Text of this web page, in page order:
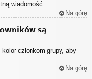
wiadomość.
Na górę
są
członkom grupy, aby
Na górę